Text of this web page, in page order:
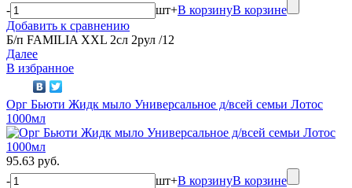
-
шт+В корзинуВ корзине
Добавить к сравнению
Б/п FAMILIA XXL 2сл 2рул /12
Далее
В избранное
Орг Бьюти Жидк мыло Универсальное д/всей семьи Лотос
1000мл
95.63 руб.
-
шт+В корзинуВ корзине